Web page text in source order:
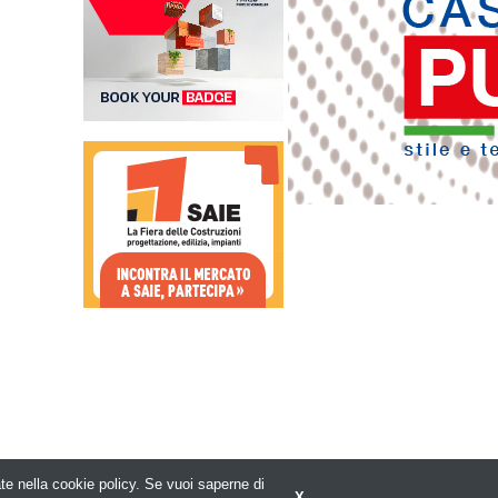
nella cookie policy. Se vuoi saperne di